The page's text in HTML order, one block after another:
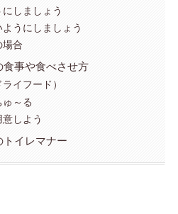
しましょう
うにしましょう
場合
事や食べさせ方
イフード）
ゅ～る
しよう
イレマナー